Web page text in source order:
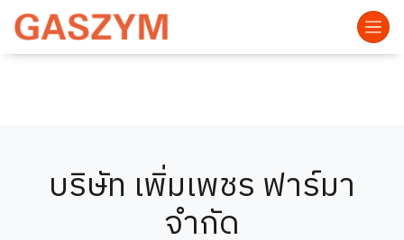
บริษัท เพิ่มเพชร ฟาร์มา
จำกัด